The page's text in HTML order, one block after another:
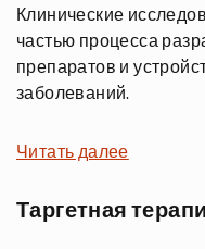
Клинические
частью процесса
препаратов и
заболеваний.
Читать далее
Таргетная